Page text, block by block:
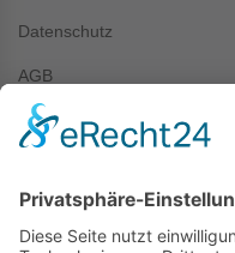
Datenschutz
AGB
Kontakt
info@prechter-renner.de